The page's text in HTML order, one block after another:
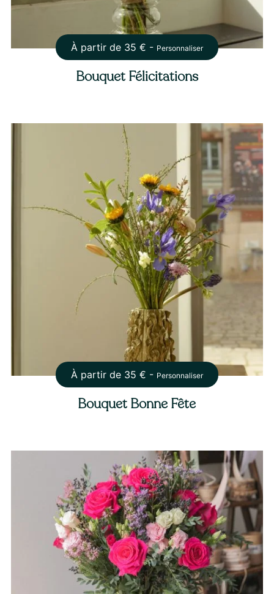
À partir de 35 € - Personnaliser
Bouquet Félicitations
À partir de 35 € - Personnaliser
Bouquet Bonne Fête